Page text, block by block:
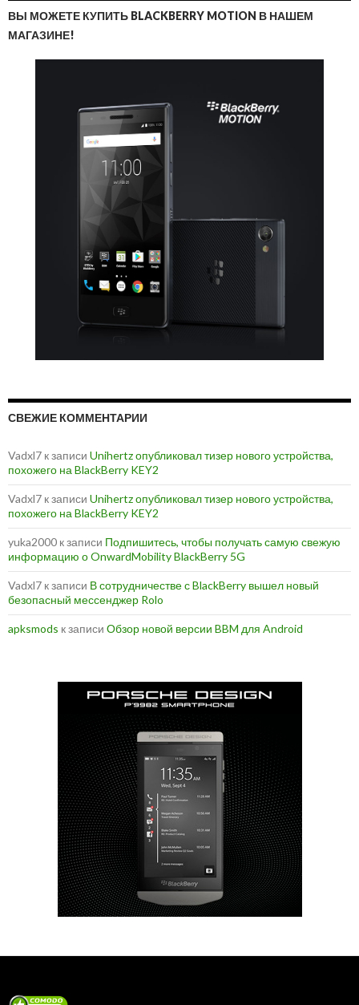
ВЫ МОЖЕТЕ КУПИТЬ BLACKBERRY MOTION В НАШЕМ
МАГАЗИНЕ!
СВЕЖИЕ КОММЕНТАРИИ
Vadxl7 к записи Unihertz опубликовал тизер нового устройства,
похожего на BlackBerry KEY2
Vadxl7 к записи Unihertz опубликовал тизер нового устройства,
похожего на BlackBerry KEY2
yuka2000 к записи Подпишитесь, чтобы получать самую свежую
информацию о OnwardMobility BlackBerry 5G
Vadxl7 к записи В сотрудничестве с BlackBerry вышел новый
безопасный мессенджер Rolo
apksmods к записи Обзор новой версии BBM для Android